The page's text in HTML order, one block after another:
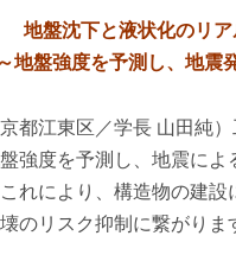
地盤沈下と液状化のリ
～地盤強度を予測し、地震
都江東区／学長 山田純
強度を予測し、地震に
れにより、構造物の建
のリスク抑制に繋がりま